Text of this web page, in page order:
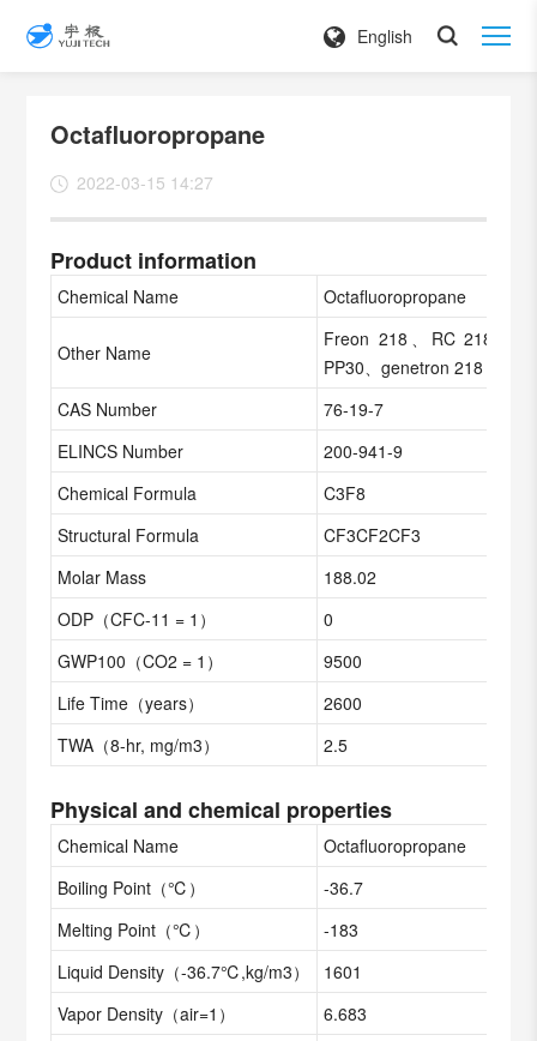
English
Octafluoropropane
2022-03-15 14:27
Product information
Chemical Name Octafluoropropane
Other Name
Freon 218、RC 218、
PP30、genetron 218
CAS Number
76-19-7
ELINCS Number
200-941-9
Chemical Formula
C3F8
Structural Formula
CF3CF2CF3
Molar Mass
188.02
ODP（CFC-11 = 1）
0
GWP100（CO2 = 1）
9500
Life Time（years）
2600
TWA（8-hr, mg/m3）
2.5
Physical and chemical properties
Chemical Name
Octafluoropropane
Boiling Point（℃）
-36.7
Melting Point（℃）
-183
Liquid Density（-36.7℃,kg/m3）
1601
Vapor Density（air=1）
6.683